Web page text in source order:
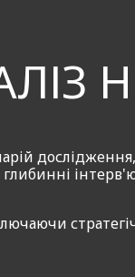
зростання,
та
в